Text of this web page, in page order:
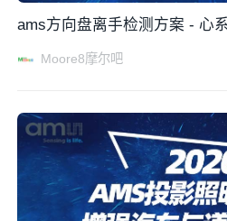
ams方向盘离手检测方案 - 心
Moore8摩尔吧